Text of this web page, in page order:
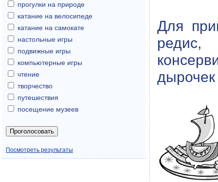
Для
дырочек
прогулки на природе
катание на велосипеде
катание на самокате
настольные игры
подвижные игры
компьютерные игры
чтение
творчество
путешествия
посещение музеев
Посмотреть результаты